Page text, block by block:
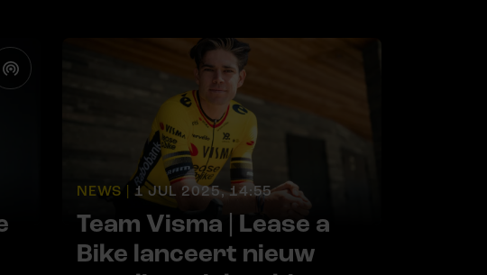
NEWS | 1 JUL 2025, 14:55
Team Visma | Lease a
Bike lanceert nieuw